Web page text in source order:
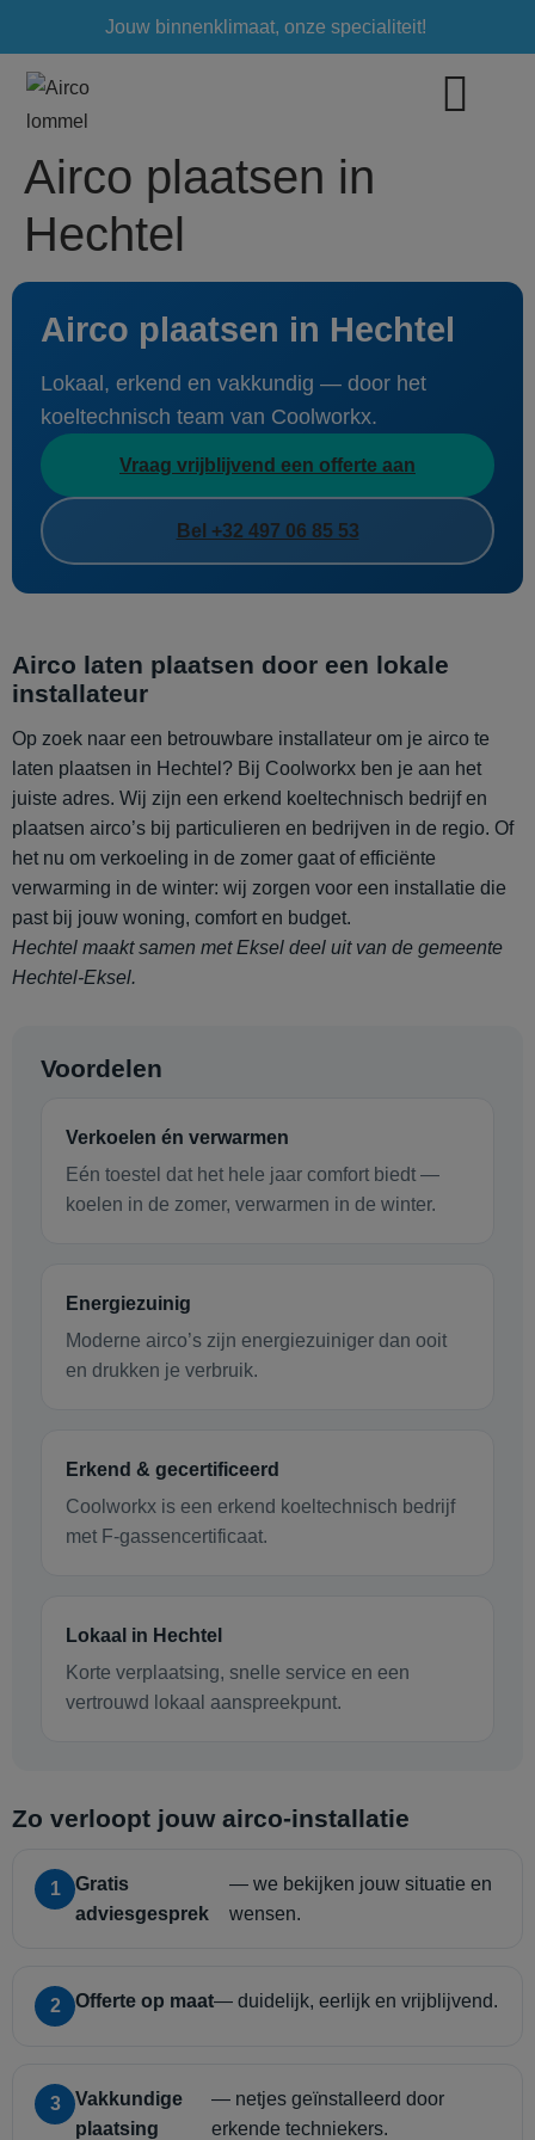
Jouw binnenklimaat, onze specialiteit!
Airco plaatsen in
Hechtel
Airco plaatsen in Hechtel
Lokaal, erkend en vakkundig — door het
koeltechnisch team van Coolworkx.
Vraag vrijblijvend een offerte aan
Bel +32 497 06 85 53
Airco laten plaatsen door een lokale
installateur
Op zoek naar een betrouwbare installateur om je airco te
laten plaatsen in Hechtel? Bij Coolworkx ben je aan het
juiste adres. Wij zijn een erkend koeltechnisch bedrijf en
plaatsen airco’s bij particulieren en bedrijven in de regio. Of
het nu om verkoeling in de zomer gaat of efficiënte
verwarming in de winter: wij zorgen voor een installatie die
past bij jouw woning, comfort en budget.
Hechtel maakt samen met Eksel deel uit van de gemeente
Hechtel-Eksel.
Voordelen
Verkoelen én verwarmen
Eén toestel dat het hele jaar comfort biedt —
koelen in de zomer, verwarmen in de winter.
Energiezuinig
Moderne airco’s zijn energiezuiniger dan ooit
en drukken je verbruik.
Erkend & gecertificeerd
Coolworkx is een erkend koeltechnisch bedrijf
met F-gassencertificaat.
Lokaal in Hechtel
Korte verplaatsing, snelle service en een
vertrouwd lokaal aanspreekpunt.
Zo verloopt jouw airco-installatie
1
Gratis
adviesgesprek
— we bekijken jouw situatie en
wensen.
2 Offerte op maat— duidelijk, eerlijk en vrijblijvend.
3
Vakkundige
plaatsing
— netjes geïnstalleerd door
erkende techniekers.